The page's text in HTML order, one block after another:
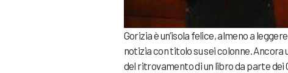
Gorizia è un’isola felice, almeno a
notizia con titolo su sei colonne.
del ritrovamento di un libro da parte dei